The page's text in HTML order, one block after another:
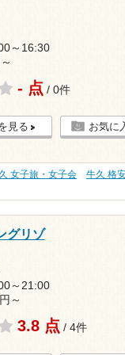
～16:30
- 点 / 0件
見る お気に
女子旅・女子会 牛久 格
グリゾ
～21:00
～
3.8 点 / 4件